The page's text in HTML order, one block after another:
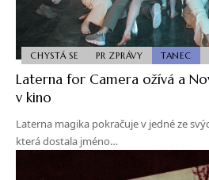
CHYSTÁ SE PR ZPRÁVY TANEC
Laterna for Camera ožívá a
v kino
Laterna magika pokračuje v jedné ze
která dostala jméno…